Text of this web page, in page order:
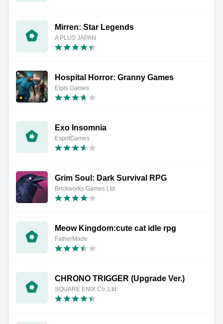
Mirren: Star Legends
A PLUS JAPAN
Hospital Horror: Granny Games
Elpis Games
Exo Insomnia
EspritGames
Grim Soul: Dark Survival RPG
Brickworks Games Ltd
Meow Kingdom:cute cat idle rpg
FatherMade
CHRONO TRIGGER (Upgrade Ver.)
SQUARE ENIX Co.,Ltd.